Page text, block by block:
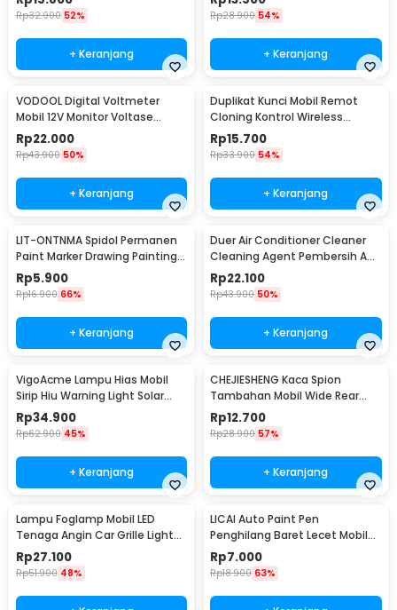
Rp32.900 52%
+ Keranjang
Rp28.900 54%
+ Keranjang
VODOOL Digital Voltmeter
Mobil 12V Monitor Voltase
Baterai LED Display - QY836
Rp22.000
Rp43.900 50%
+ Keranjang
Duplikat Kunci Mobil Remot
Cloning Kontrol Wireless
433.92MHz 1 PCS - WE32
Rp15.700
Rp33.900 54%
+ Keranjang
LIT-ONTNMA Spidol Permanen
Paint Marker Drawing Painting
Oil Base - MP-01
Rp5.900
Rp16.900 66%
+ Keranjang
Duer Air Conditioner Cleaner
Cleaning Agent Pembersih AC
Rumah 500ml - QUY1640
Rp22.100
Rp43.900 50%
+ Keranjang
VigoAcme Lampu Hias Mobil
Sirip Hiu Warning Light Solar
Energy 8 LED - FZWJSD
Rp34.900
Rp62.900 45%
+ Keranjang
CHEJIESHENG Kaca Spion
Tambahan Mobil Wide Rear
View Anti Blind Spot - SY-080
Rp12.700
Rp28.900 57%
+ Keranjang
Lampu Foglamp Mobil LED
Tenaga Angin Car Grille Light
Wind Power 2 PCS - XY044
Rp27.100
Rp51.900 48%
LICAI Auto Paint Pen
Penghilang Baret Lecet Mobil
Scratch Removal 12ml
Rp7.000
Rp18.900 63%